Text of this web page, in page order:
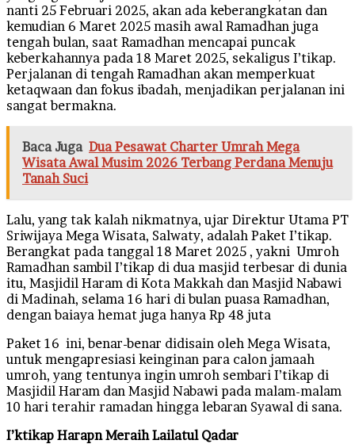
nanti 25 Februari 2025, akan ada keberangkatan dan
kemudian 6 Maret 2025 masih awal Ramadhan juga
tengah bulan, saat Ramadhan mencapai puncak
keberkahannya pada 18 Maret 2025, sekaligus I’tikap.
Perjalanan di tengah Ramadhan akan memperkuat
ketaqwaan dan fokus ibadah, menjadikan perjalanan ini
sangat bermakna.
Baca Juga Dua Pesawat Charter Umrah Mega
Wisata Awal Musim 2026 Terbang Perdana Menuju
Tanah Suci
Lalu, yang tak kalah nikmatnya, ujar Direktur Utama PT
Sriwijaya Mega Wisata, Salwaty, adalah Paket I’tikap.
Berangkat pada tanggal 18 Maret 2025 , yakni Umroh
Ramadhan sambil I’tikap di dua masjid terbesar di dunia
itu, Masjidil Haram di Kota Makkah dan Masjid Nabawi
di Madinah, selama 16 hari di bulan puasa Ramadhan,
dengan baiaya hemat juga hanya Rp 48 juta
Paket 16 ini, benar-benar didisain oleh Mega Wisata,
untuk mengapresiasi keinginan para calon jamaah
umroh, yang tentunya ingin umroh sembari I’tikap di
Masjidil Haram dan Masjid Nabawi pada malam-malam
10 hari terahir ramadan hingga lebaran Syawal di sana.
I’ktikap Harapn Meraih Lailatul Qadar